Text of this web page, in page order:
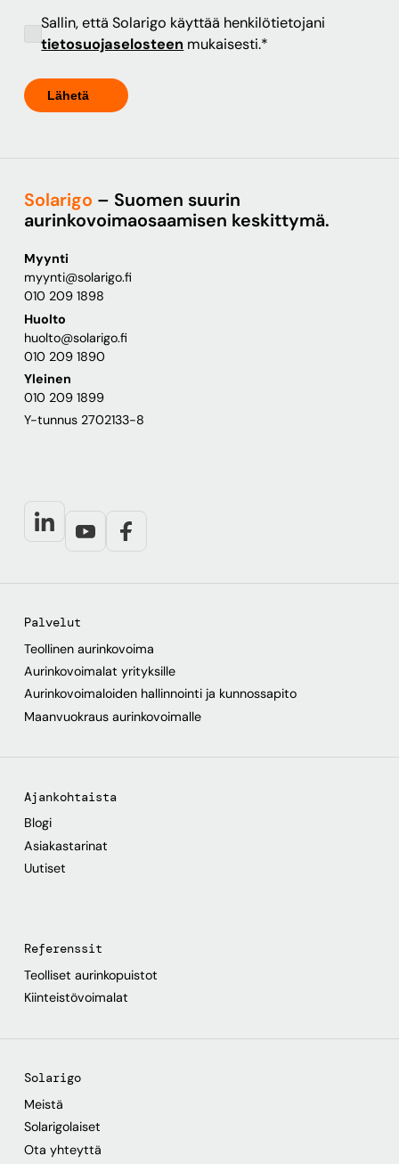
Sallin, että Solarigo käyttää henkilötietojani
tietosuojaselosteen mukaisesti.*
Solarigo – Suomen suurin
aurinkovoimaosaamisen keskittymä.
Myynti
myynti@solarigo.fi
010 209 1898
Huolto
huolto@solarigo.fi
010 209 1890
Yleinen
010 209 1899
Y-tunnus 2702133-8
Palvelut
Teollinen aurinkovoima
Aurinkovoimalat yrityksille
Aurinkovoimaloiden hallinnointi ja kunnossapito
Maanvuokraus aurinkovoimalle
Ajankohtaista
Blogi
Asiakastarinat
Uutiset
Referenssit
Teolliset aurinkopuistot
Kiinteistövoimalat
Solarigo
Meistä
Solarigolaiset
Ota yhteyttä